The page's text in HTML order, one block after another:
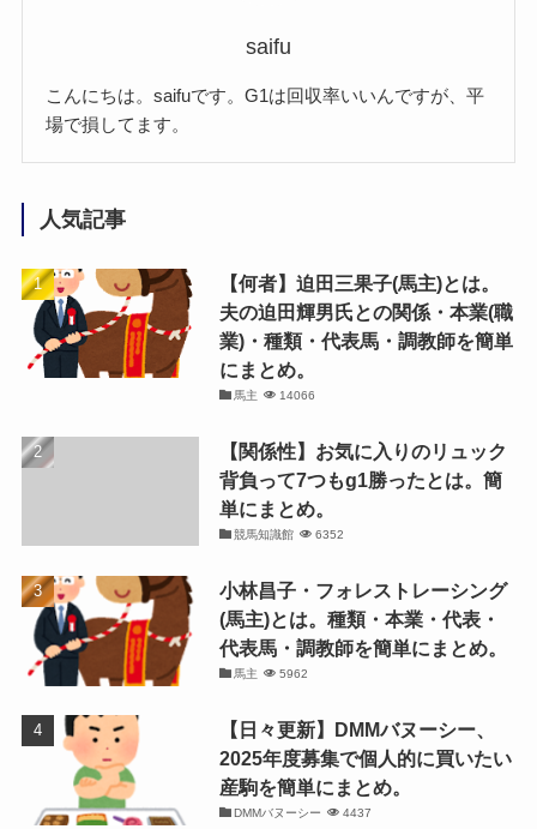
saifu
こんにちは。saifuです。G1は回収率いいんですが、平
場で損してます。
人気記事
【何者】迫田三果子(馬主)とは。
夫の迫田輝男氏との関係・本業(職
業)・種類・代表馬・調教師を簡単
にまとめ。
馬主 14066
【関係性】お気に入りのリュック
背負って7つもg1勝ったとは。簡
単にまとめ。
競馬知識館 6352
小林昌子・フォレストレーシング
(馬主)とは。種類・本業・代表・
代表馬・調教師を簡単にまとめ。
馬主 5962
【日々更新】DMMバヌーシー、
2025年度募集で個人的に買いたい
産駒を簡単にまとめ。
DMMバヌーシー 4437